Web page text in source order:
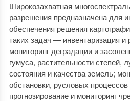
Широкозахватная
разрешения предназначена для
обеспечения решения
таких задач — инвентаризация и
мониторинг деградации и
гумуса, растительности степей,
состояния и качества земель;
обстановки, русловых процессов
прогнозирование и мониторинг